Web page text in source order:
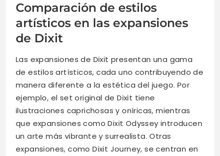
Comparación de estilos
artísticos en las expansiones
de Dixit
Las expansiones de Dixit presentan una gama
de estilos artísticos, cada uno contribuyendo de
manera diferente a la estética del juego. Por
ejemplo, el set original de Dixit tiene
ilustraciones caprichosas y oníricas, mientras
que expansiones como Dixit Odyssey introducen
un arte más vibrante y surrealista. Otras
expansiones, como Dixit Journey, se centran en